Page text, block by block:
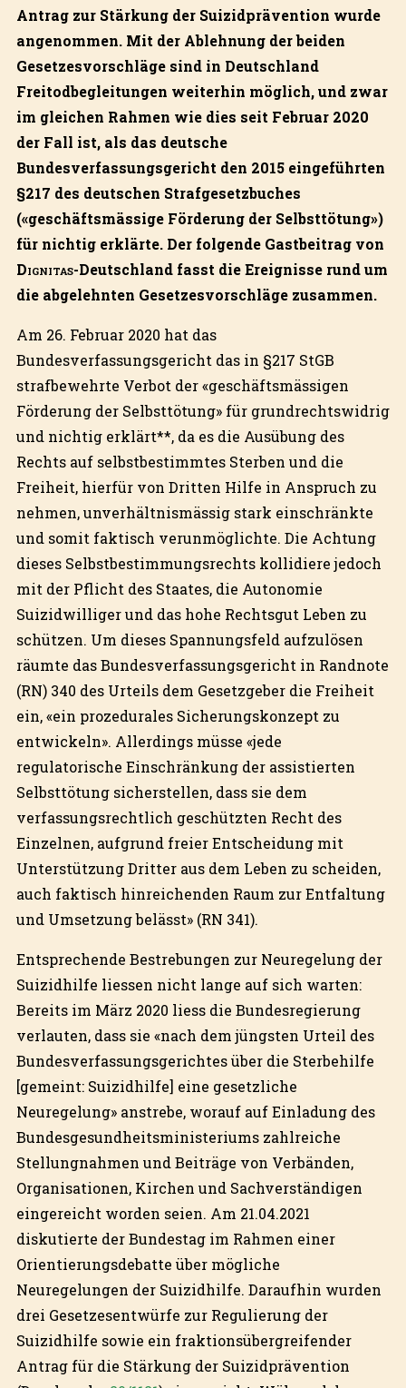
Antrag zur Stärkung der Suizidprävention wurde
angenommen. Mit der Ablehnung der beiden
Gesetzesvorschläge sind in Deutschland
Freitodbegleitungen weiterhin möglich, und zwar
im gleichen Rahmen wie dies seit Februar 2020
der Fall ist, als das deutsche
Bundesverfassungsgericht den 2015 eingeführten
§217 des deutschen Strafgesetzbuches
(«geschäftsmässige Förderung der Selbsttötung»)
für nichtig erklärte. Der folgende Gastbeitrag von
Dignitas-Deutschland fasst die Ereignisse rund um
die abgelehnten Gesetzesvorschläge zusammen.
Am 26. Februar 2020 hat das
Bundesverfassungsgericht das in §217 StGB
strafbewehrte Verbot der «geschäftsmässigen
Förderung der Selbsttötung» für grundrechtswidrig
und nichtig erklärt**, da es die Ausübung des
Rechts auf selbstbestimmtes Sterben und die
Freiheit, hierfür von Dritten Hilfe in Anspruch zu
nehmen, unverhältnismässig stark einschränkte
und somit faktisch verunmöglichte. Die Achtung
dieses Selbstbestimmungsrechts kollidiere jedoch
mit der Pflicht des Staates, die Autonomie
Suizidwilliger und das hohe Rechtsgut Leben zu
schützen. Um dieses Spannungsfeld aufzulösen
räumte das Bundesverfassungsgericht in Randnote
(RN) 340 des Urteils dem Gesetzgeber die Freiheit
ein, «ein prozedurales Sicherungskonzept zu
entwickeln». Allerdings müsse «jede
regulatorische Einschränkung der assistierten
Selbsttötung sicherstellen, dass sie dem
verfassungsrechtlich geschützten Recht des
Einzelnen, aufgrund freier Entscheidung mit
Unterstützung Dritter aus dem Leben zu scheiden,
auch faktisch hinreichenden Raum zur Entfaltung
und Umsetzung belässt» (RN 341).
Entsprechende Bestrebungen zur Neuregelung der
Suizidhilfe liessen nicht lange auf sich warten:
Bereits im März 2020 liess die Bundesregierung
verlauten, dass sie «nach dem jüngsten Urteil des
Bundesverfassungsgerichtes über die Sterbehilfe
[gemeint: Suizidhilfe] eine gesetzliche
Neuregelung» anstrebe, worauf auf Einladung des
Bundesgesundheitsministeriums zahlreiche
Stellungnahmen und Beiträge von Verbänden,
Organisationen, Kirchen und Sachverständigen
eingereicht worden seien. Am 21.04.2021
diskutierte der Bundestag im Rahmen einer
Orientierungsdebatte über mögliche
Neuregelungen der Suizidhilfe. Daraufhin wurden
drei Gesetzesentwürfe zur Regulierung der
Suizidhilfe sowie ein fraktionsübergreifender
Antrag für die Stärkung der Suizidprävention